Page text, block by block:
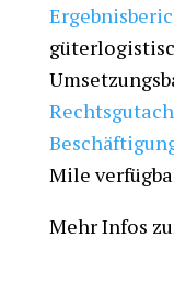
Mile
Mehr Infos